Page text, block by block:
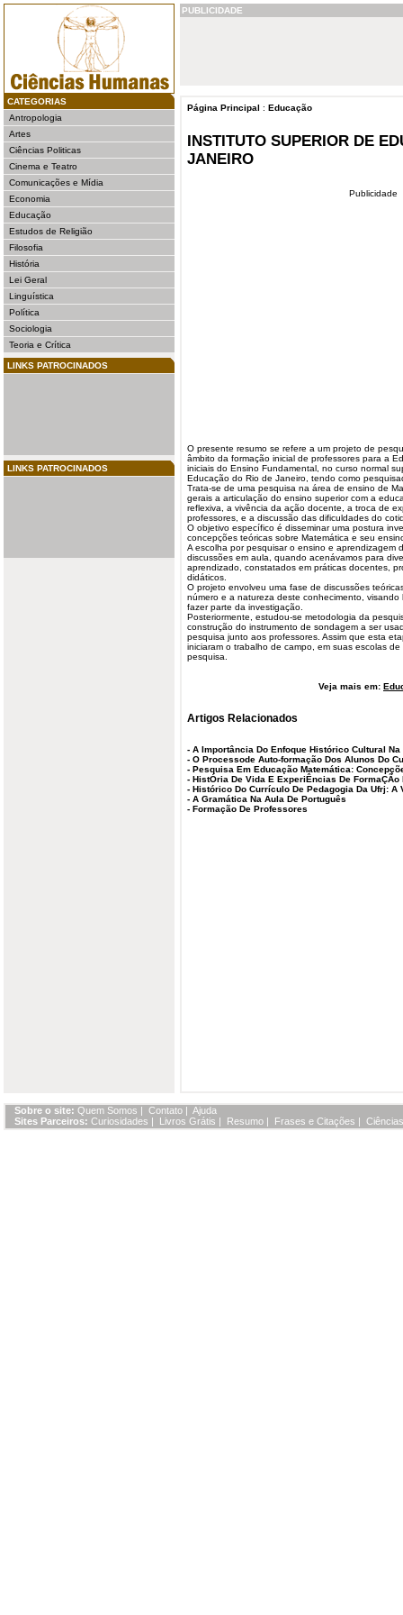
CATEGORIAS
Antropologia
Artes
Ciências Politicas
Cinema e Teatro
Comunicações e Mídia
Economia
Educação
Estudos de Religião
Filosofia
História
Lei Geral
Linguística
Política
Sociologia
Teoria e Crítica
LINKS PATROCINADOS
LINKS PATROCINADOS
PUBLICIDADE
Página Principal : Educação
INSTITUTO SUPERIOR DE
JANEIRO
Publicidade
O presente resumo se refere a um projeto de
âmbito da formação inicial de professores para a
iniciais do Ensino Fundamental, no curso normal
Educação do Rio de Janeiro, tendo como
Trata-se de uma pesquisa na área de ensino de
gerais a articulação do ensino superior com a
reflexiva, a vivência da ação docente, a troca de
professores, e a discussão das dificuldades do
O objetivo específico é disseminar uma postura
concepções teóricas sobre Matemática e seu
A escolha por pesquisar o ensino e aprendizagem
discussões em aula, quando acenávamos para
aprendizado, constatados em práticas docentes,
didáticos.
O projeto envolveu uma fase de discussões
número e a natureza deste conhecimento,
fazer parte da investigação.
Posteriormente, estudou-se metodologia da
construção do instrumento de sondagem a ser
pesquisa junto aos professores. Assim que esta
iniciaram o trabalho de campo, em suas escolas
pesquisa.
Veja mais em:
Artigos Relacionados
- A Importância Do Enfoque Histórico Cultural
- O Processode Auto-formação Dos Alunos Do
- Pesquisa Em Educação Matemática:
- HistÓria De Vida E ExperiÊncias De
- Histórico Do Currículo De Pedagogia Da Ufrj: A
- A Gramática Na Aula De Português
- Formação De Professores
Sobre o site: Quem Somos | Contato | Ajuda
Sites Parceiros: Curiosidades | Livros Grátis | Resumo | Frases e Citações |